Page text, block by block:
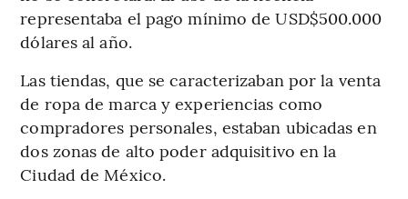
representaba el pago mínimo de USD$500.000
dólares al año.
Las tiendas, que se caracterizaban por la venta
de ropa de marca y experiencias como
compradores personales, estaban ubicadas en
dos zonas de alto poder adquisitivo en la
Ciudad de México.